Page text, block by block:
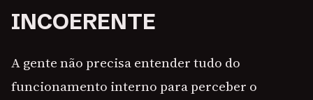
INCOERENTE
A gente não precisa entender tudo do
funcionamento interno para perceber o